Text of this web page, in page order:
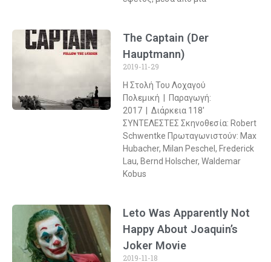
The Captain (Der
Hauptmann)
2019-11-29
Η Στολή Του Λοχαγού
Πολεμική | Παραγωγή:
2017 | Διάρκεια 118′
ΣΥΝΤΕΛΕΣΤΕΣ Σκηνοθεσία: Robert
Schwentke Πρωταγωνιστούν: Max
Hubacher, Milan Peschel, Frederick
Lau, Bernd Holscher, Waldemar
Kobus
Leto Was Apparently Not
Happy About Joaquin’s
Joker Movie
2019-11-18